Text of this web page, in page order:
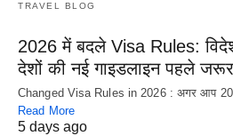
TRAVEL BLOG
2026 में बदले Visa Rules:
देशों की नई गाइडलाइन पहले
Changed Visa Rules in 2026 : अगर आप
Read More
5 days ago